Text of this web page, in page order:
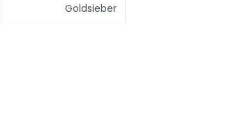
Goldsieber